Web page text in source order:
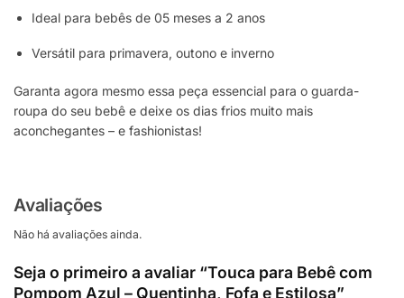
Ideal para bebês de 05 meses a 2 anos
Versátil para primavera, outono e inverno
Garanta agora mesmo essa peça essencial para o guarda-
roupa do seu bebê e deixe os dias frios muito mais
aconchegantes – e fashionistas!
Avaliações
Não há avaliações ainda.
Seja o primeiro a avaliar “Touca para Bebê com
Pompom Azul – Quentinha, Fofa e Estilosa”